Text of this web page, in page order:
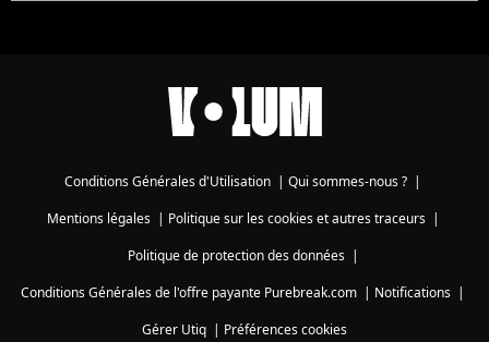
Conditions Générales d'Utilisation | Qui sommes-nous ? |
Mentions légales| Politique sur les cookies et autres traceurs|
Politique de protection des données|
Conditions Générales de l'offre payante Purebreak.com | Notifications |
Gérer Utiq | Préférences cookies